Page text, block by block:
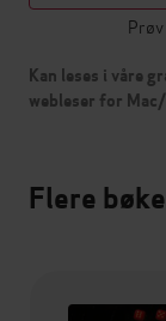
Kan leses i våre
webleser for
Flere